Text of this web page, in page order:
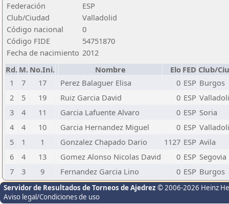
Federación
ESP
Club/Ciudad
Valladolid
Código nacional
0
Código FIDE
54751870
Fecha de nacimiento 2012
Rd. M. No.Ini. Nombre Elo FED Club/
1
7 17 Perez Balaguer Elisa 0 ESP Burgos
2
5 19 Ruiz Garcia David 0 ESP
3
4 11 Garcia Lafuente Alvaro 0 ESP Soria
4
4 10 Garcia Hernandez Miguel 0 ESP
5
1 1 Gonzalez Chapado Dario 1127 ESP Avila
6
4 13 Gomez Alonso Nicolas David 0 ESP Segovia
7
3 9 Fernandez Garcia Lino 0 ESP Burgos
Servidor de Resultados de Torneos de Ajedrez © 2006-2026 Heinz
Aviso legal/Condiciones de uso